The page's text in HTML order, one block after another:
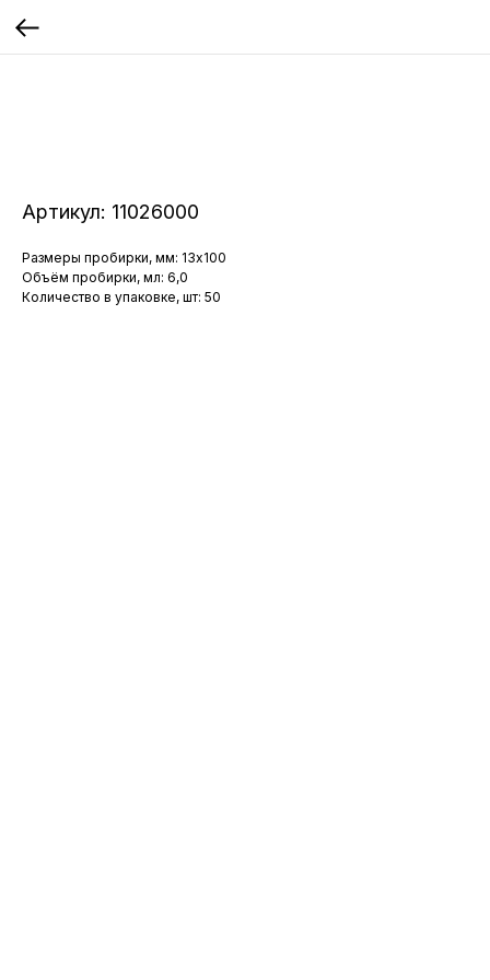
Артикул: 11026000
Размеры пробирки, мм: 13x100
Объём пробирки, мл: 6,0
Количество в упаковке, шт: 50